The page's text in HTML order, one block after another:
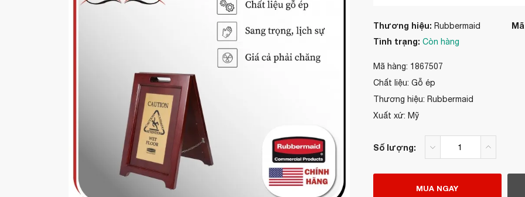
Thương hiệu: Rubbermaid
Tình trạng: Còn hàng
Mã hàng: 1867507
Chất liệu: Gỗ ép
Thương hiệu: Rubbermaid
Xuất xứ: Mỹ
Số lượng:
MUA NGAY